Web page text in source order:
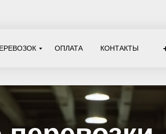
ОПЛАТА КОНТАКТЫ